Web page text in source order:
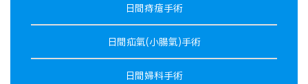
日間痔瘡手術
日間疝氣(小腸氣)手術
日間婦科手術